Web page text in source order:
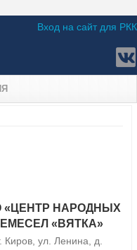
Вход на сайт для РКК
«ЦЕНТР НАРОДНЫХ
«ВЯТКА»
Киров, ул. Ленина, д.